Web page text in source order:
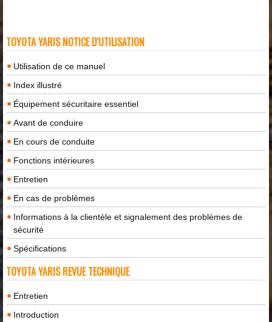
TOYOTA YARIS NOTICE D'UTILISATION
Utilisation de ce manuel
Index illustré
Équipement sécuritaire essentiel
Avant de conduire
En cours de conduite
Fonctions intérieures
Entretien
En cas de problèmes
Informations à la clientèle et signalement des problèmes de
sécurité
Spécifications
TOYOTA YARIS REVUE TECHNIQUE
Entretien
Introduction